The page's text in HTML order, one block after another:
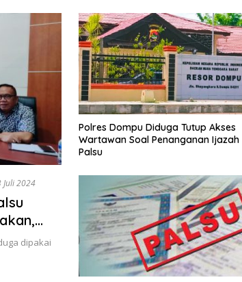
Juli 2024
dipakai
Polres Dompu Diduga Tutup Akses
Wartawan Soal Penanganan Ijazah
Palsu